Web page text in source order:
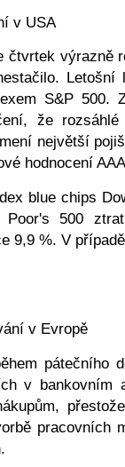
v USA
čtvrtek výrazně
S&P 500.
že
největší
hodnocení
blue chips
500
9,9 %. V
v Evropě
pátečního
v bankovním
pracovních